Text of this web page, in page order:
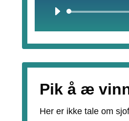
Pik å æ
Her er ikke tale om